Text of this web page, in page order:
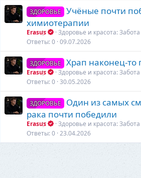
ЗДОРОВЬЕ
Учёные почти
химиотерапии
Erasus
Здоровье и красота:
Ответы 0 09.07.2026
ЗДОРОВЬЕ Храп наконец-то
Erasus
Здоровье и красота:
Ответы 0 30.05.2026
ЗДОРОВЬЕ
Один из самых
рака почти победили
Erasus
Здоровье и красота:
Ответы 0 23.04.2026